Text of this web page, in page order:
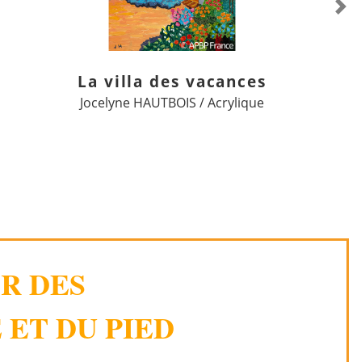
La villa des vacances
Jocelyne HAUTBOIS / Acrylique
DES
DU PIED